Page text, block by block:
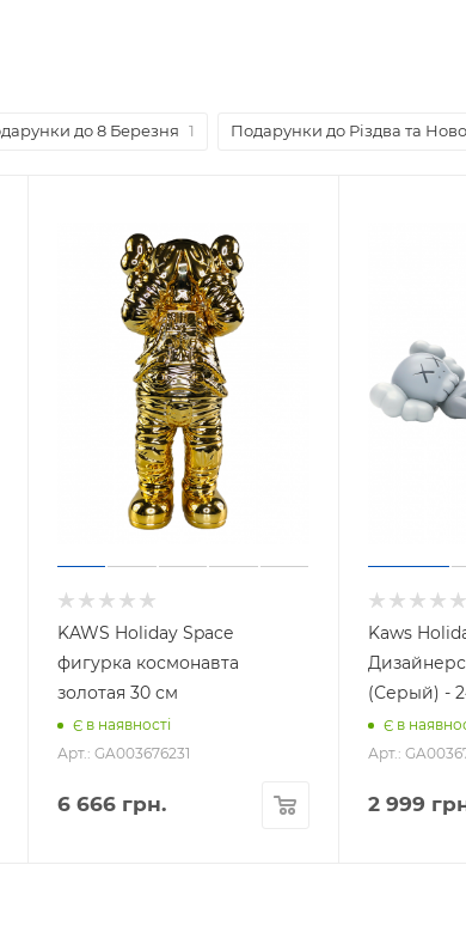
до 8 Березня 1 Подарунки до Різдва та
KAWS Holiday Space
фигурка космонавта
золотая 30 см
Є в наявності
Арт.: GA003676231
6 666грн.
Kaws
(Серый) -
Є в
Арт.:
2 999